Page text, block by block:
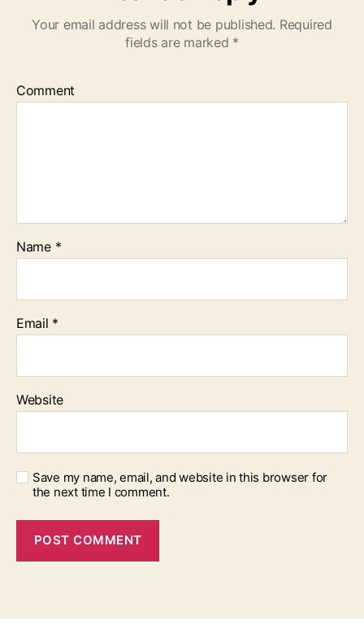
Your email address will not be published. Required
fields are marked *
Comment
Name *
Email *
Website
Save my name, email, and website in this browser for
the next time I comment.